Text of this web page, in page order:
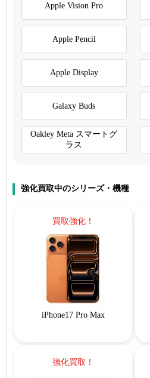
Apple Vision Pro
Apple Pencil
Apple Display
Galaxy Buds
Oakley Meta スマートグ
ラス
強化買取中のシリーズ・機種
買取強化！
iPhone17 Pro Max
強化買取！